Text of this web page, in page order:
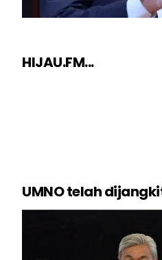
HIJAU.FM...
UMNO telah